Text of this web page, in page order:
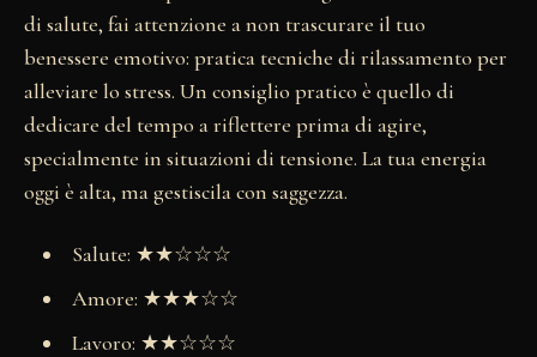
di salute, fai attenzione a non trascurare il tuo
benessere emotivo: pratica tecniche di rilassamento per
alleviare lo stress. Un consiglio pratico è quello di
dedicare del tempo a riflettere prima di agire,
specialmente in situazioni di tensione. La tua energia
oggi è alta, ma gestiscila con saggezza.
Salute: ★★☆☆☆
Amore: ★★★☆☆
Lavoro: ★★☆☆☆